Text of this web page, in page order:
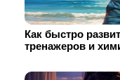
Как быстро
тренажеров и